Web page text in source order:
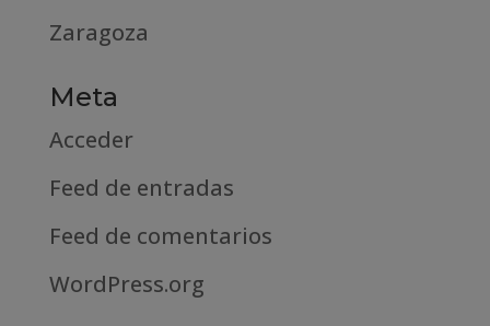
Zaragoza
Meta
Acceder
Feed de entradas
Feed de comentarios
WordPress.org